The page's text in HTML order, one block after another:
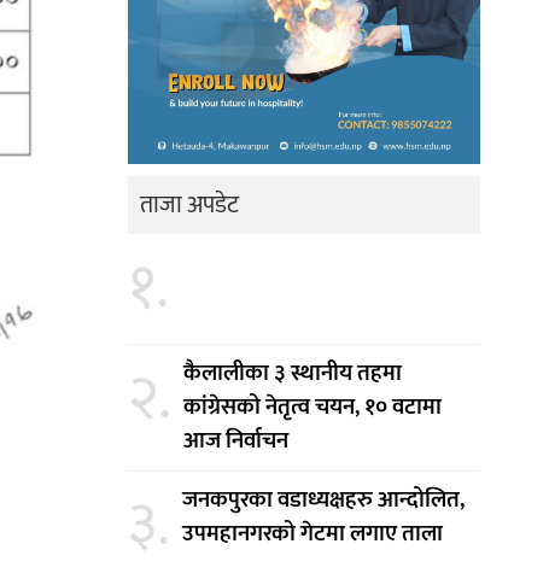
ताजा अपडेट
१.
२. कैलालीका ३ स्थानीय तहमा
कांग्रेसको नेतृत्व चयन, १० वटामा
आज निर्वाचन
३. जनकपुरका वडाध्यक्षहरु आन्दोलित,
उपमहानगरको गेटमा लगाए ताला